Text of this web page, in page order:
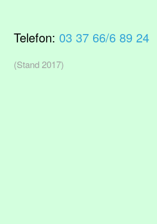
Telefon: 03 37 66/6 89 24
(Stand 2017)